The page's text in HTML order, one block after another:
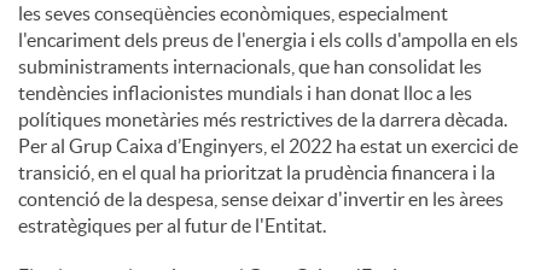
les seves conseqüències econòmiques, especialment
l'encariment dels preus de l'energia i els colls d'ampolla en els
subministraments internacionals, que han consolidat les
tendències inflacionistes mundials i han donat lloc a les
polítiques monetàries més restrictives de la darrera dècada.
Per al Grup Caixa d’Enginyers, el 2022 ha estat un exercici de
transició, en el qual ha prioritzat la prudència financera i la
contenció de la despesa, sense deixar d'invertir en les àrees
estratègiques per al futur de l'Entitat.